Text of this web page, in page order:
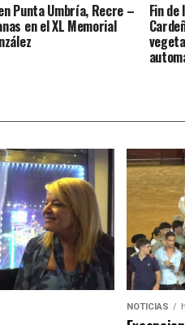
Punta Umbría, Recre –
en el XL Memorial
Fin
NOTICIAS